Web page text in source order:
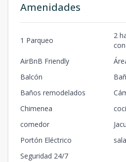
Amenidades
1 Parqueo
2
AirBnB Friendly
Balcón
Baños remodelados
Chimenea
comedor
Portón Eléctrico
sala
Seguridad 24/7